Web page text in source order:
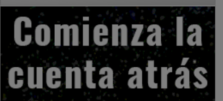
PUBLICIDAD